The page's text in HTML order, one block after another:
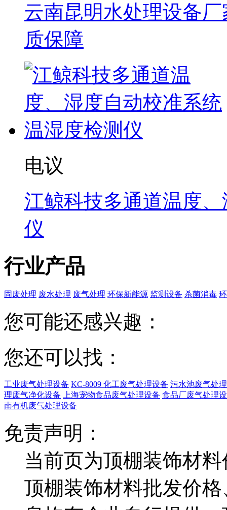
云南昆明水处理设备
质保障
电议
江鲸科技多通道温度
仪
行业产品
固废处理 废水处理 废气处理 环保新能源 监测设备 杀菌消毒
您可能还感兴趣：
您还可以找：
工业废气处理设备 KC-8009 化工废气处理设备 污水池废气处
理废气净化设备
上海宠物食品废气处理设备 食品厂废气处理
南有机废气处理设备
免责声明：
当前页为顶棚装饰材
顶棚装饰材料批发价